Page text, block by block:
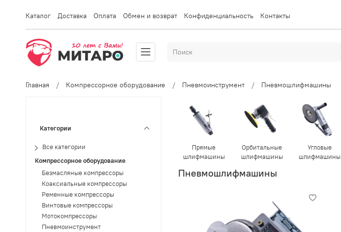
Каталог Доставка Оплата Обмен и возврат Конфиденциальность Контакты
Главная Компрессорное оборудование Пневмоинструмент Пневмошлифмашины
Прямые
шлифмашины
Орбитальные
шлифмашины
Угловые
шлифмашины
Пневмошлифмашины
Категории
Все категории
Компрессорное оборудование
Безмасляные компрессоры
Коаксиальные компрессоры
Ременные компрессоры
Винтовые компрессоры
Мотокомпрессоры
Пневмоинструмент